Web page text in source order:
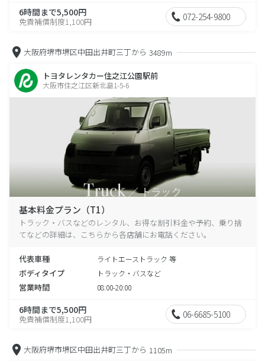
6時間まで5,500円
免責補償制度1,100円 072-254-9800
大阪府堺市堺区中田出井町三丁から 3489m
トヨタレンタカー住之江公園駅前
大阪市住之江区新北島1-5-6
基本料金プラン（T1）
トラック・バスなどのレンタル、お得な割引料金や予約、乗り捨
てなどの詳細は、こちらから各店舗にお電話ください。
代表車種 ライトエーストラック 等
ボディタイプ トラック・バスなど
営業時間 08:00-20:00
6時間まで5,500円
免責補償制度1,100円 06-6685-5100
大阪府堺市堺区中田出井町三丁から 1105m